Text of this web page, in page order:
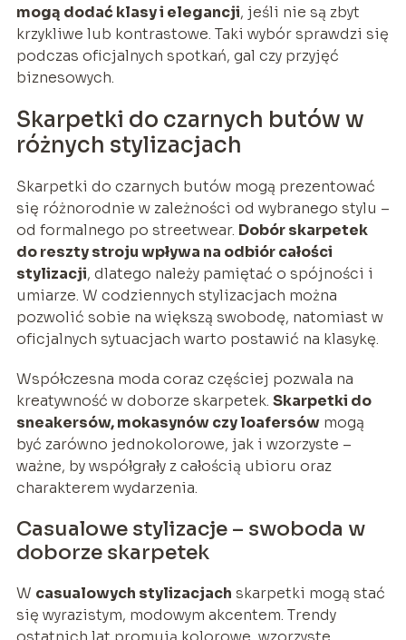
mogą dodać klasy i elegancji, jeśli nie są zbyt
krzykliwe lub kontrastowe. Taki wybór sprawdzi się
podczas oficjalnych spotkań, gal czy przyjęć
biznesowych.
Skarpetki do czarnych butów w
różnych stylizacjach
Skarpetki do czarnych butów mogą prezentować
się różnorodnie w zależności od wybranego stylu –
od formalnego po streetwear. Dobór skarpetek
do reszty stroju wpływa na odbiór całości
stylizacji, dlatego należy pamiętać o spójności i
umiarze. W codziennych stylizacjach można
pozwolić sobie na większą swobodę, natomiast w
oficjalnych sytuacjach warto postawić na klasykę.
Współczesna moda coraz częściej pozwala na
kreatywność w doborze skarpetek. Skarpetki do
sneakersów, mokasynów czy loafersówmogą
być zarówno jednokolorowe, jak i wzorzyste –
ważne, by współgrały z całością ubioru oraz
charakterem wydarzenia.
Casualowe stylizacje – swoboda w
doborze skarpetek
W casualowych stylizacjach skarpetki mogą stać
się wyrazistym, modowym akcentem. Trendy